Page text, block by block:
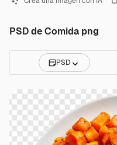
PSD de Comida png
PSD